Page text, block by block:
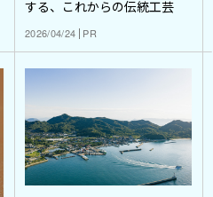
する、これからの伝統工芸
2026/04/24 PR